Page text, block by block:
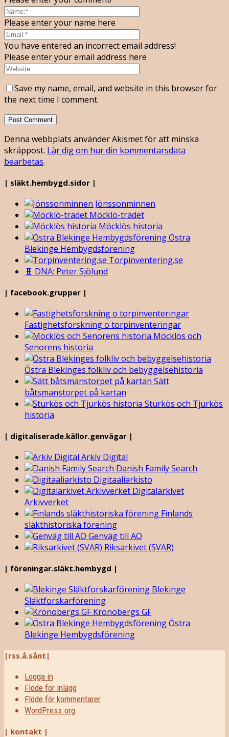
Please enter your name here
You have entered an incorrect email address!
Please enter your email address here
Save my name, email, and website in this browser for
the next time I comment.
Denna webbplats använder Akismet för att minska
skräppost. Lär dig om hur din kommentarsdata
bearbetas.
| släkt.hembygd.sidor |
Jönssonminnen
Möcklö-trädet
Möcklös historia
Östra
Blekinge Hembygdsförening
Torpinventering.se
🧬 DNA: Peter Sjölund
| facebook.grupper |
Fastighetsforskning o torpinventeringar
Möcklös och
Senorens historia
Östra Blekinges folkliv och bebyggelsehistoria
Sätt
båtsmanstorpet på kartan
Sturkös och Tjurkös
historia
| digitaliserade.källor.genvägar |
Arkiv Digital
Danish Family Search
Digitaaliarkisto
Digitalarkivet
Arkivverket
Finlands
släkthistoriska förening
Genväg till AO
Riksarkivet (SVAR)
| föreningar.släkt.hembygd |
Blekinge
Släktforskarförening
Kronobergs GF
Östra
Blekinge Hembygdsförening
|rss.å.sånt|
Logga in
Flöde för inlägg
Flöde för kommentarer
WordPress.org
| kontakt |